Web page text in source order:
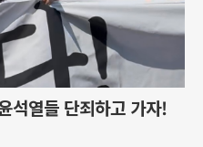
열들 단죄하고 가자!